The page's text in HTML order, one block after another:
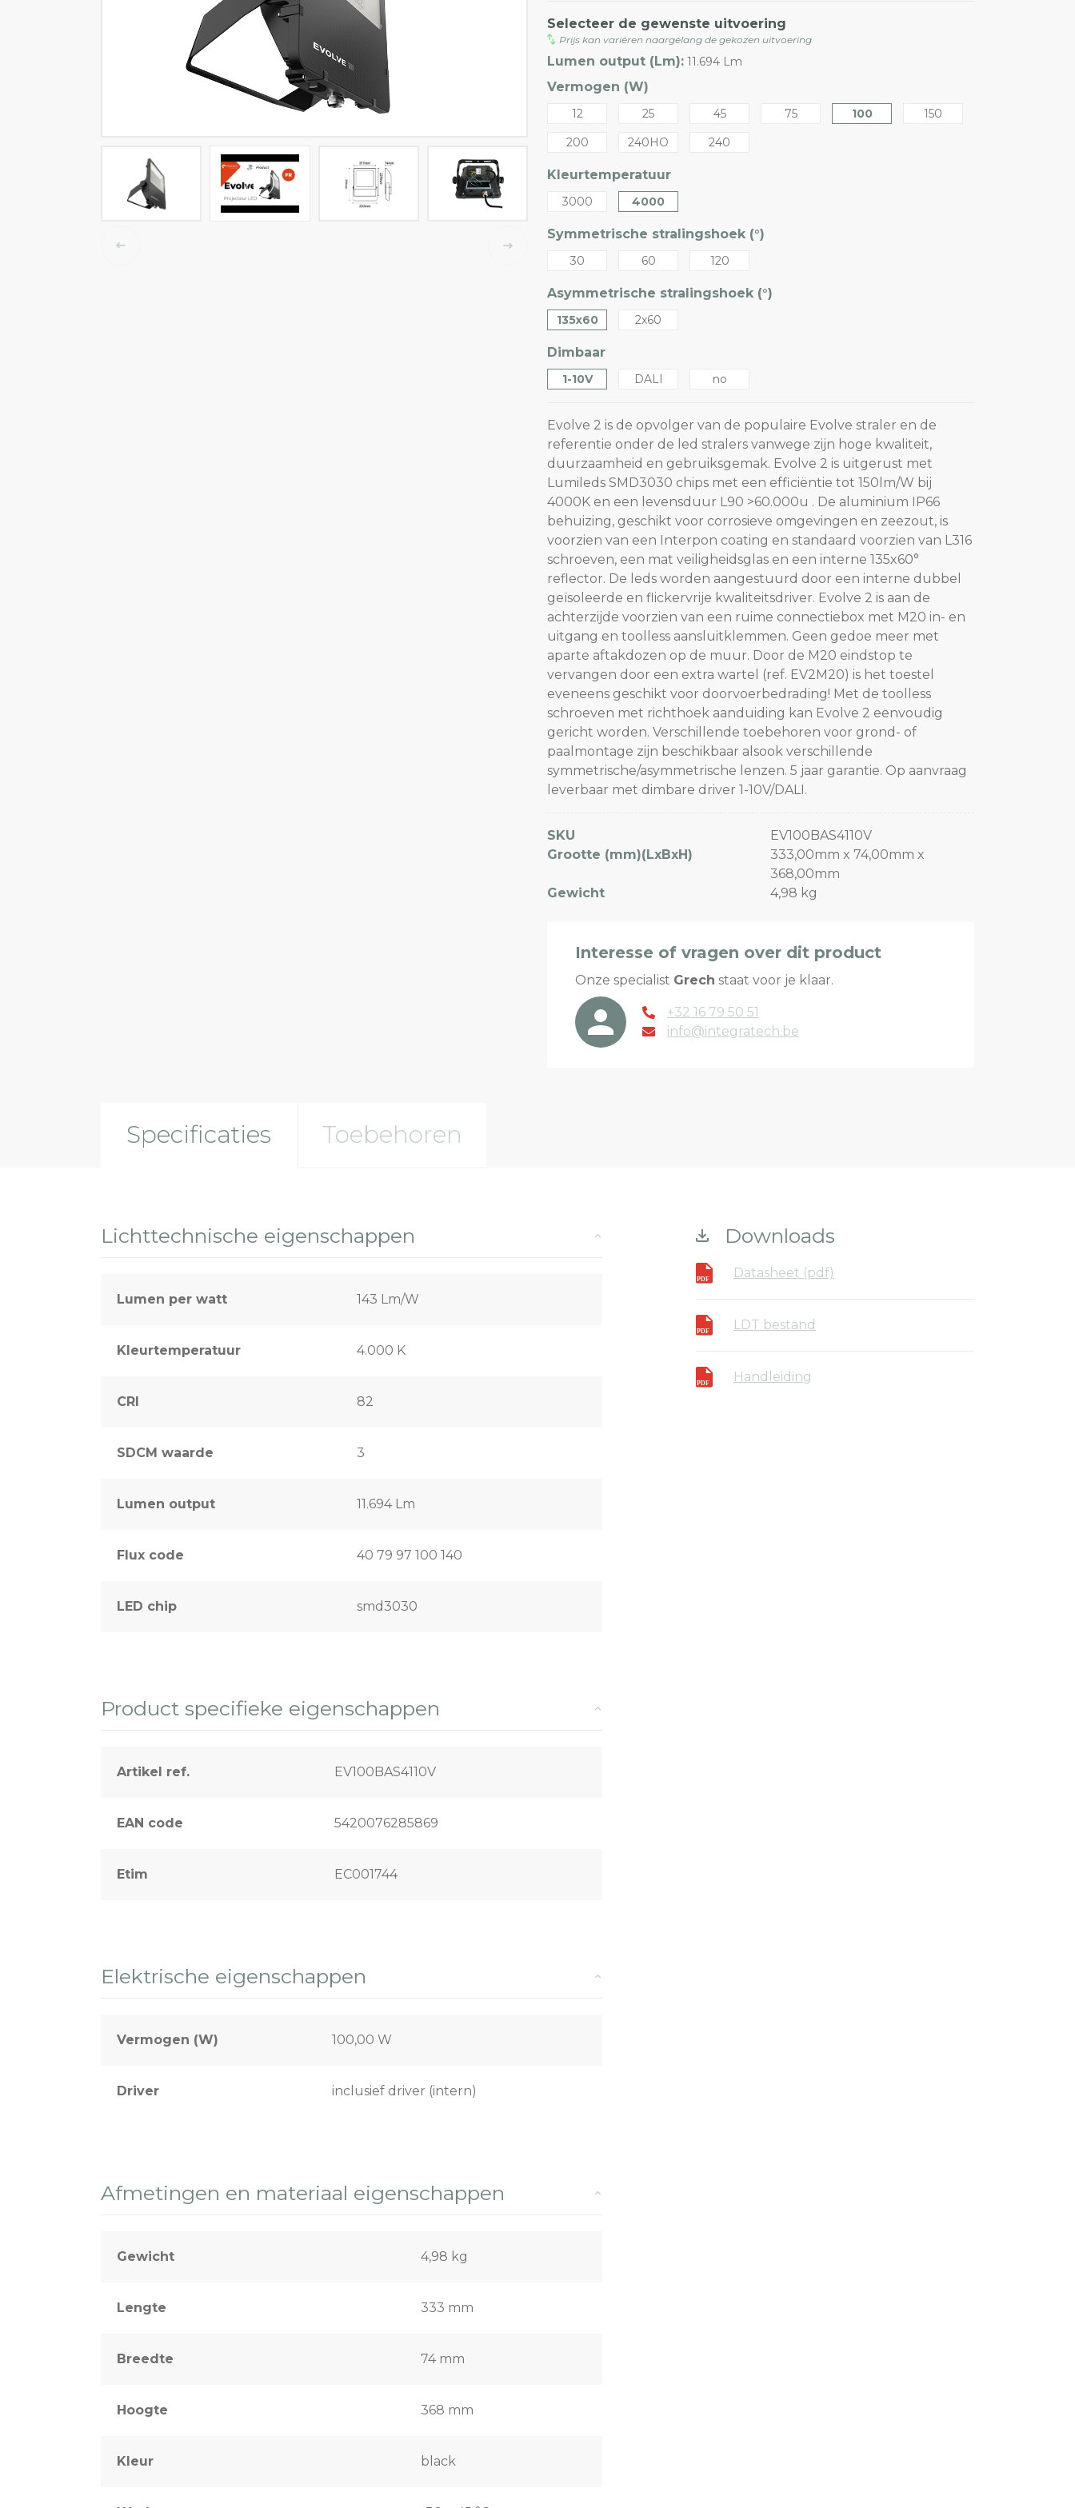
LED tracklights
Smartlighting
Half waterdichte armaturen
Plafond & wandarmaturen
Selecteer de gewenste uitvoering
Prijs kan variëren naargelang de gekozen uitvoering
Lumen output (Lm): 11.694 Lm
Vermogen (W)
12 25 45 75 100
150
200
240HO 240
Kleurtemperatuur
3000 4000
Symmetrische stralingshoek (°)
30 60 120
Asymmetrische stralingshoek (°)
135x60 2x60
Dimbaar
1-10V DALI no
Evolve 2 is de opvolger van de populaire Evolve straler en de
referentie onder de led stralers vanwege zijn hoge kwaliteit,
duurzaamheid en gebruiksgemak. Evolve 2 is uitgerust met
Lumileds SMD3030 chips met een efficiëntie tot 150lm/W bij
4000K en een levensduur L90 >60.000u . De aluminium IP66
behuizing, geschikt voor corrosieve omgevingen en zeezout, is
voorzien van een Interpon coating en standaard voorzien van L316
schroeven, een mat veiligheidsglas en een interne 135x60°
reflector. De leds worden aangestuurd door een interne dubbel
geïsoleerde en flickervrije kwaliteitsdriver. Evolve 2 is aan de
achterzijde voorzien van een ruime connectiebox met M20 in- en
uitgang en toolless aansluitklemmen. Geen gedoe meer met
aparte aftakdozen op de muur. Door de M20 eindstop te
vervangen door een extra wartel (ref. EV2M20) is het toestel
eveneens geschikt voor doorvoerbedrading! Met de toolless
schroeven met richthoek aanduiding kan Evolve 2 eenvoudig
gericht worden. Verschillende toebehoren voor grond- of
paalmontage zijn beschikbaar alsook verschillende
symmetrische/asymmetrische lenzen. 5 jaar garantie. Op aanvraag
leverbaar met dimbare driver 1-10V/DALI.
SKU
EV100BAS4110V
Grootte (mm)(LxBxH)
333,00mm x 74,00mm x
368,00mm
Gewicht
4,98 kg
Interesse of vragen over dit product
Onze specialist Grech staat voor je klaar.
+32 16 79 50 51
info@integratech.be
Specificaties Toebehoren
Lichttechnische eigenschappen
Lumen per watt 143 Lm/W
Kleurtemperatuur 4.000 K
CRI 82
SDCM waarde 3
Lumen output 11.694 Lm
Flux code 40 79 97 100 140
LED chip smd3030
Product specifieke eigenschappen
Artikel ref. EV100BAS4110V
EAN code 5420076285869
Etim EC001744
Elektrische eigenschappen
Vermogen (W) 100,00 W
Driver inclusief driver (intern)
Afmetingen en materiaal eigenschappen
Gewicht 4,98 kg
Lengte 333 mm
Breedte 74 mm
Hoogte 368 mm
Kleur black
Downloads
Datasheet (pdf)
LDT bestand
Handleiding